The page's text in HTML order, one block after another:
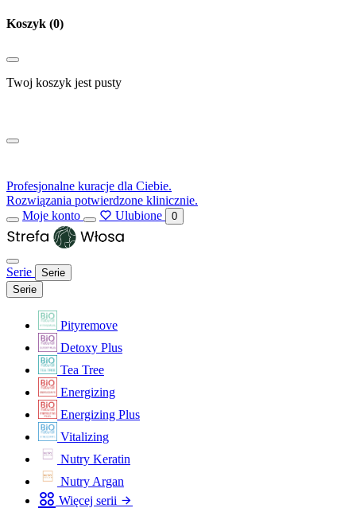
Koszyk (0)
Twoj koszyk jest pusty
Profesjonalne kuracje dla Ciebie.
Rozwiązania potwierdzone klinicznie.
Moje konto
Ulubione 0
Serie
Serie
Serie
Pityremove
Detoxy Plus
Tea Tree
Energizing
Energizing Plus
Vitalizing
Nutry Keratin
Nutry Argan
Więcej serii